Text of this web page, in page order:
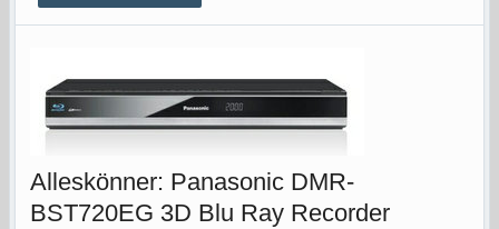
Alleskönner: Panasonic DMR-
BST720EG 3D Blu Ray Recorder